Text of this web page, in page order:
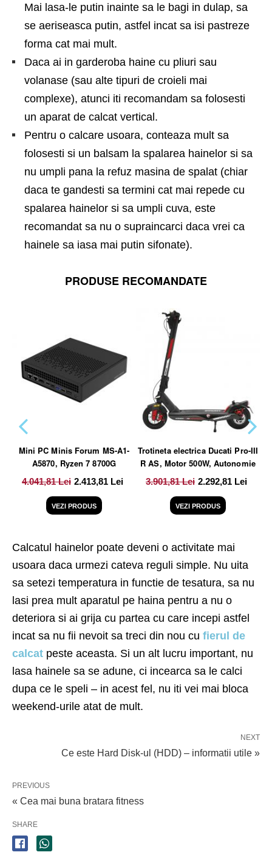
Mai lasa-le putin inainte sa le bagi in dulap, sa
se aeriseasca putin, astfel incat sa isi pastreze
forma cat mai mult.
Daca ai in garderoba haine cu pliuri sau
volanase (sau alte tipuri de croieli mai
complexe), atunci iti recomandam sa folosesti
un aparat de calcat vertical.
Pentru o calcare usoara, conteaza mult sa
folosesti si un balsam la spalarea hainelor si sa
nu umpli pana la refuz masina de spalat (chiar
daca te gandesti sa termini cat mai repede cu
spalarea hainelor si sa umpli cuva, este
recomandat sa nu o supraincarci daca vrei ca
hainele sa iasa mai putin sifonate).
PRODUSE RECOMANDATE
Mini PC Minis Forum MS-A1-
A5870, Ryzen 7 8700G
Barebone, Negru
4.041,81 Lei 2.413,81 Lei
VEZI PRODUS
Trotineta electrica Ducati Pro-III
R AS, Motor 500W, Autonomie
40 Km, Viteza maxima 25 Km/h,
Negru
3.901,81 Lei 2.292,81 Lei
VEZI PRODUS
Calcatul hainelor poate deveni o activitate mai
usoara daca urmezi cateva reguli simple. Nu uita
sa setezi temperatura in functie de tesatura, sa nu
lasi prea mult aparatul pe haina pentru a nu o
deteriora si ai grija cu partea cu care incepi astfel
incat sa nu fii nevoit sa treci din nou cu fierul de
calcat peste aceasta. Si un alt lucru important, nu
lasa hainele sa se adune, ci incearca sa le calci
dupa ce le speli – in acest fel, nu iti vei mai bloca
weekend-urile atat de mult.
NEXT
Ce este Hard Disk-ul (HDD) – informatii utile »
PREVIOUS
« Cea mai buna bratara fitness
SHARE